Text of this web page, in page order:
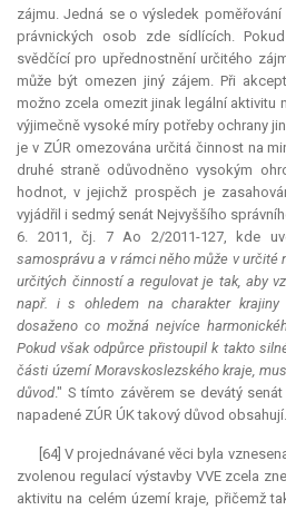
zájmu. Jedná se o výsledek
právnických osob zde sídlících.
svědčící pro upřednostnění určitého
může být omezen jiný zájem. Při
možno zcela omezit jinak legální aktivitu
výjimečně vysoké míry potřeby ochrany
je v ZÚR omezována určitá činnost na
druhé straně odůvodněno vysokým
hodnot, v jejichž prospěch je
vyjádřil i sedmý senát Nejvyššího
6. 2011, čj. 7 Ao 2/2011-127, kde
samosprávu a v rámci něho může v určité
určitých činností a regulovat je tak, aby
např. i s ohledem na charakter
dosaženo co možná nejvíce
Pokud však odpůrce přistoupil k takto
části území Moravskoslezského kraje,
důvod." S tímto závěrem se devátý
napadené ZÚR ÚK takový důvod obsahují.
[64] V projednávané věci byla
zvolenou regulací výstavby VVE zcela
aktivitu na celém území kraje, přičemž